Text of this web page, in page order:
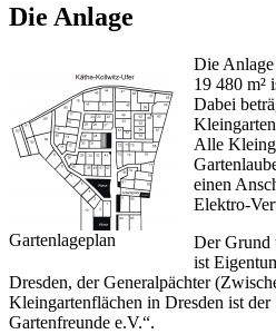
Die Anlage
Gartenlageplan
Die
19 480 m²
Dabei
Alle
einen
Elektro-
Der Grund
ist
Dresden, der Generalpächter
Kleingartenflächen in Dresden ist der
Gartenfreunde e.V.“.